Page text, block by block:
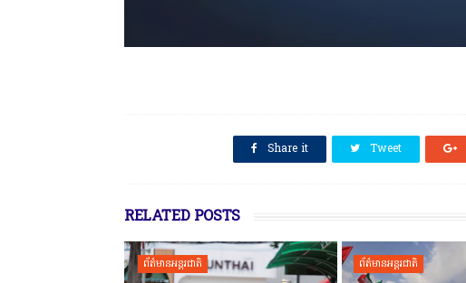
Share it Tweet
RELATED POSTS
ព័ត៌មានអន្តរជាតិ ព័ត៌មានអន្តរជាតិ